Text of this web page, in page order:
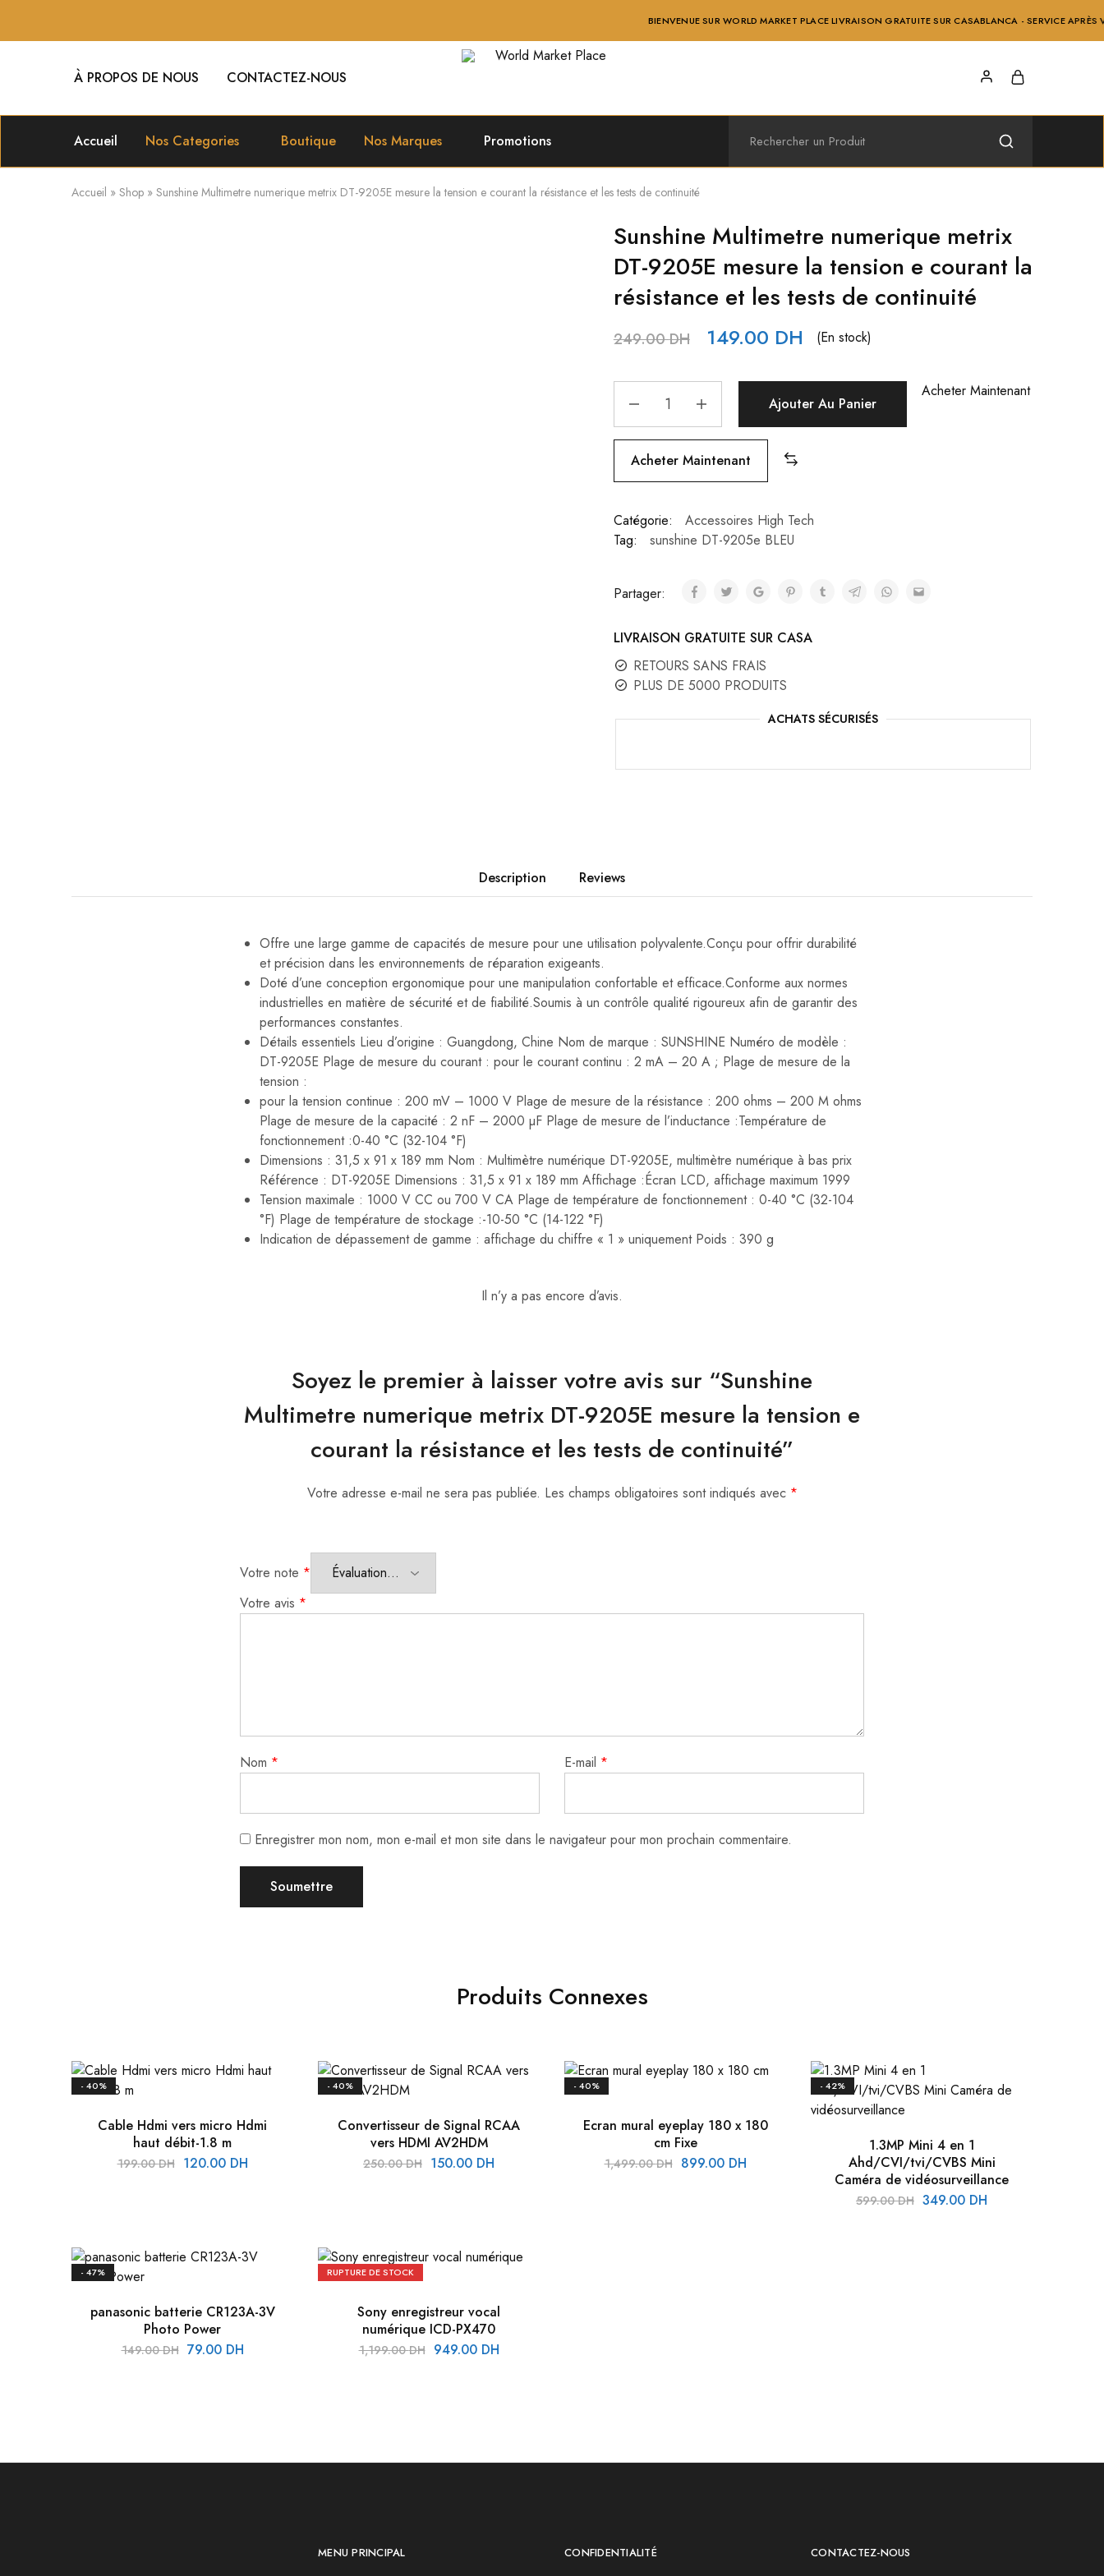
BIENVENUE SUR WORLD MARKET PLACE LIVRAISON GRATUITE SUR CASABLANCA - SERVICE APRÈS VENTE
À PROPOS DE NOUS CONTACTEZ-NOUS
Accueil
Nos Categories Boutique Nos Marques Promotions
Accueil » Shop » Sunshine Multimetre numerique metrix DT-9205E mesure la tension e courant la résistance et les tests de continuité
Sunshine Multimetre numerique metrix
DT-9205E mesure la tension e courant la
résistance et les tests de continuité
249.00DH 149.00 DH (En stock)
Ajouter Au Panier
Acheter Maintenant
Acheter Maintenant
Catégorie:
Accessoires High Tech
Tag:
sunshine DT-9205e BLEU
Partager:
LIVRAISON GRATUITE SUR CASA
RETOURS SANS FRAIS
PLUS DE 5000 PRODUITS
ACHATS SÉCURISÉS
Description Reviews
Offre une large gamme de capacités de mesure pour une utilisation polyvalente.Conçu pour offrir durabilité
et précision dans les environnements de réparation exigeants.
Doté d’une conception ergonomique pour une manipulation confortable et efficace.Conforme aux normes
industrielles en matière de sécurité et de fiabilité.Soumis à un contrôle qualité rigoureux afin de garantir des
performances constantes.
Détails essentiels Lieu d’origine : Guangdong, Chine Nom de marque : SUNSHINE Numéro de modèle :
DT-9205E Plage de mesure du courant : pour le courant continu : 2 mA – 20 A ; Plage de mesure de la
tension :
pour la tension continue : 200 mV – 1000 V Plage de mesure de la résistance : 200 ohms – 200 M ohms
Plage de mesure de la capacité : 2 nF – 2000 µF Plage de mesure de l’inductance :Température de
fonctionnement :0-40 °C (32-104 °F)
Dimensions : 31,5 x 91 x 189 mm Nom : Multimètre numérique DT-9205E, multimètre numérique à bas prix
Référence : DT-9205E Dimensions : 31,5 x 91 x 189 mm Affichage :Écran LCD, affichage maximum 1999
Tension maximale : 1000 V CC ou 700 V CA Plage de température de fonctionnement : 0-40 °C (32-104
°F) Plage de température de stockage :-10-50 °C (14-122 °F)
Indication de dépassement de gamme : affichage du chiffre « 1 » uniquement Poids : 390 g
Il n’y a pas encore d’avis.
Soyez le premier à laisser votre avis sur “Sunshine
Multimetre numerique metrix DT-9205E mesure la tension e
courant la résistance et les tests de continuité”
Votre adresse e-mail ne sera pas publiée. Les champs obligatoires sont indiqués avec *
Votre note *
Votre avis *
Nom * E-mail *
Enregistrer mon nom, mon e-mail et mon site dans le navigateur pour mon prochain commentaire.
Produits Connexes
- 40%
Cable Hdmi vers micro Hdmi
haut débit-1.8 m
199.00DH 120.00 DH
- 40%
Convertisseur de Signal RCAA
vers HDMI AV2HDM
250.00DH 150.00 DH
- 40%
Ecran mural eyeplay 180 x 180
cm Fixe
1,499.00DH 899.00 DH
- 42%
1.3MP Mini 4 en 1
Ahd/CVI/tvi/CVBS Mini
Caméra de vidéosurveillance
599.00DH 349.00 DH
- 47%
panasonic batterie CR123A-3V
Photo Power
149.00DH 79.00 DH
RUPTURE DE STOCK
Sony enregistreur vocal
numérique ICD-PX470
1,199.00DH 949.00 DH
MENU PRINCIPAL CONFIDENTIALITÉ CONTACTEZ-NOUS